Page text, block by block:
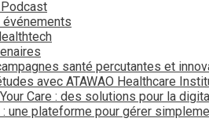
santé percutantes et
avec ATAWAO Healthcare
Care : des solutions pour la
: une plateforme pour gérer